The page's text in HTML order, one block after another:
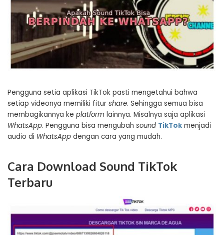
Pengguna setia aplikasi TikTok pasti mengetahui bahwa
setiap videonya memiliki fitur share. Sehingga semua bisa
membagikannya ke platform lainnya. Misalnya saja aplikasi
WhatsApp. Pengguna bisa mengubah sound TikTok menjadi
audio di WhatsApp dengan cara yang mudah.
Cara Download Sound TikTok
Terbaru